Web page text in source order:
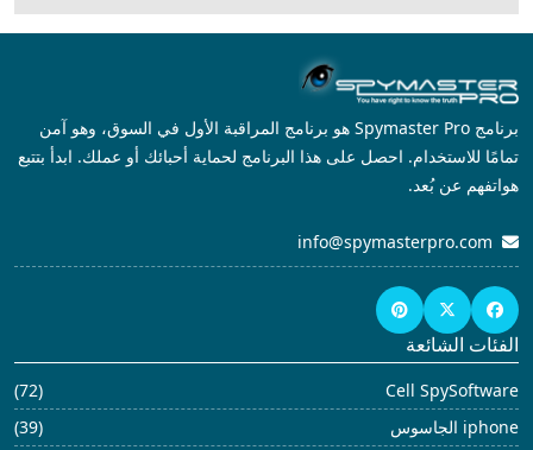
برنامج Spymaster Pro هو برنامج المراقبة الأول في السوق، وهو آمن
تمامًا للاستخدام. احصل على هذا البرنامج لحماية أحبائك أو عملك. ابدأ بتتبع
هواتفهم عن بُعد.
info@spymasterpro.com
الفئات الشائعة
Cell SpySoftware
(72)
iphone الجاسوس
(39)